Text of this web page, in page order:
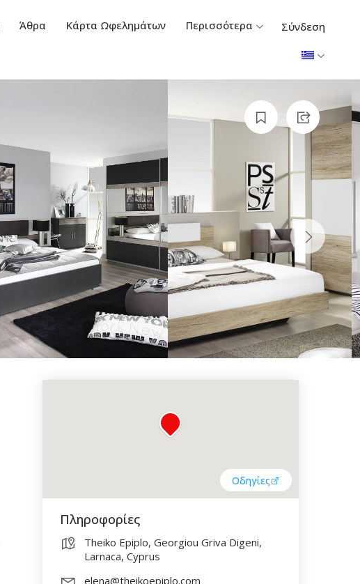
Άθρα Κάρτα Ωφελημάτων Περισσότερα Σύνδεση
Οδηγίες
Πληροφορίες
Theiko Epiplo, Georgiou Griva Digeni,
Larnaca, Cyprus
elena@theikoepiplo.com